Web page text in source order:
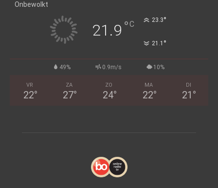
Onbewolkt
21.9 °C 23.3°
21.1 °
49% 0.9m/s 10%
VR
22°
ZA
27°
ZO
24°
MA
22°
DI
21 °